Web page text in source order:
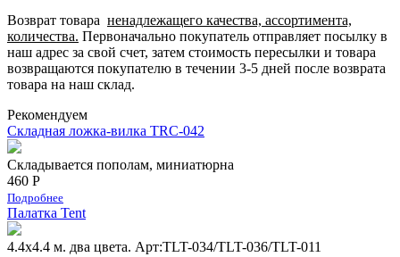
Возврат товара ненадлежащего качества, ассортимента,
количества. Первоначально покупатель отправляет посылку в
наш адрес за свой счет, затем стоимость пересылки и товара
возвращаются покупателю в течении 3-5 дней после возврата
товара на наш склад.
Рекомендуем
Складная ложка-вилка TRC-042
Складывается пополам, миниатюрна
460 Р
Подробнее
Палатка Tent
4.4х4.4 м. два цвета. Арт:TLT-034/TLT-036/TLT-011